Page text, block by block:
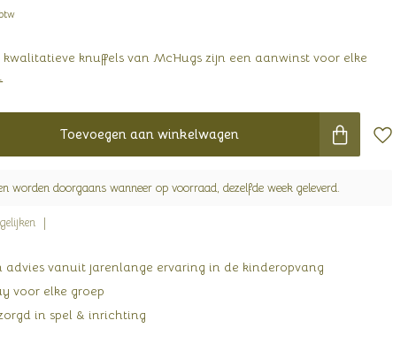
knuffels van McHugs zijn een aanwinst voor elke
.
Toevoegen aan winkelwagen
worden doorgaans wanneer op voorraad, dezelfde week geleverd.
advies vanuit jarenlange ervaring in de kinderopvang
voor elke groep
in spel & inrichting